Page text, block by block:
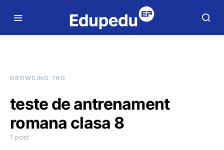
BROWSING TAG
teste de antrenament
romana clasa 8
1 post